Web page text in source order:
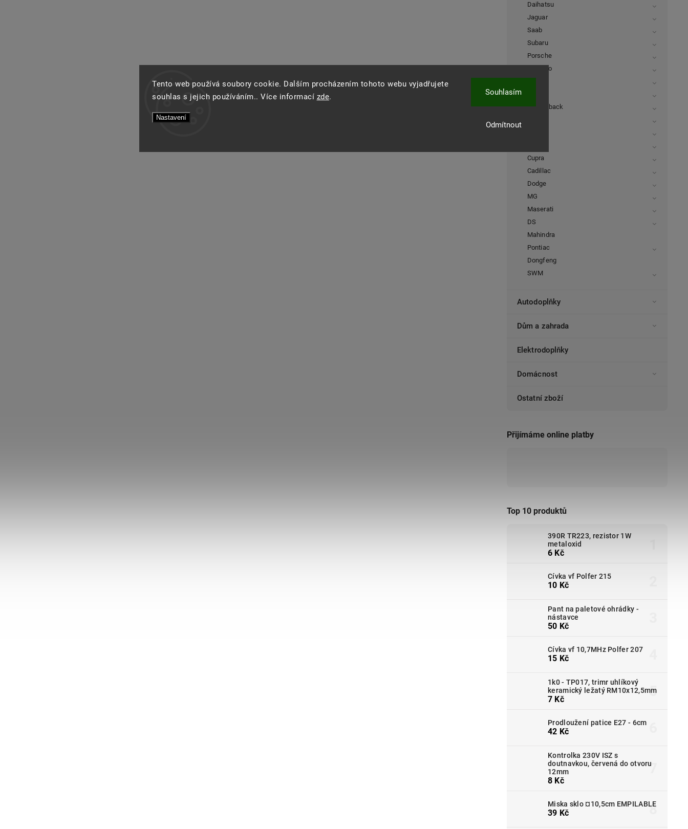
Tento web používá soubory cookie. Dalším procházením tohoto webu vyjadřujete
souhlas s jejich používáním.. Více informací zde.
Nastavení
Odmítnout
Souhlasím
Daihatsu
Jaguar
Saab
Subaru
Porsche
Daewoo
FiatFullback
Cupra
Cadillac
Dodge
MG
Maserati
DS
Mahindra
Pontiac
Dongfeng
SWM
Autodoplňky
Dům a zahrada
Elektrodoplňky
Domácnost
Ostatní zboží
Přijímáme online platby
Top 10 produktů
390R TR223, rezistor 1W
metaloxid
6 Kč
Cívka vf Polfer 215
10 Kč
Pant na paletové ohrádky -
nástavce
50 Kč
Cívka vf 10,7MHz Polfer 207
15 Kč
1k0 - TP017, trimr uhlíkový
keramický ležatý RM10x12,5mm
7 Kč
Prodloužení patice E27 - 6cm
42 Kč
Kontrolka 230V ISZ s
doutnavkou, červená do otvoru
12mm
8 Kč
Miska sklo ¤10,5cm EMPILABLE
39 Kč